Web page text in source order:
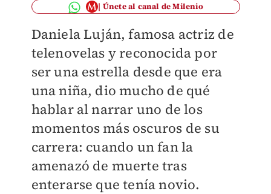
Únete al canal de Milenio
Daniela Luján, famosa actriz de
telenovelas y reconocida por
ser una estrella desde que era
una niña, dio mucho de qué
hablar al narrar uno de los
momentos más oscuros de su
carrera: cuando un fan la
amenazó de muerte tras
enterarse que tenía novio.